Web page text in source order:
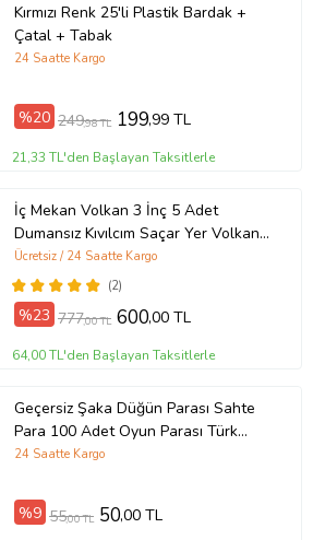
Kırmızı Renk 25'li Plastik Bardak +
Çatal + Tabak
24 Saatte Kargo
%20 249,98 TL 199,99 TL
21,33 TL'den Başlayan Taksitlerle
İç Mekan Volkan 3 İnç 5 Adet
Dumansız Kıvılcım Saçar Yer Volkanı
Şelale
(2)
Ücretsiz / 24 Saatte Kargo
%23 777,00 TL 600,00 TL
64,00 TL'den Başlayan Taksitlerle
Geçersiz Şaka Düğün Parası Sahte
Para 100 Adet Oyun Parası Türk
Lirası 10 TL
24 Saatte Kargo
%9 55,00 TL 50,00 TL